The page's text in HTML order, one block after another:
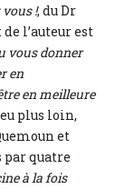
!, du Dr
l’auteur est
vous donner
en
en meilleure
plus loin,
et
par quatre
à la fois